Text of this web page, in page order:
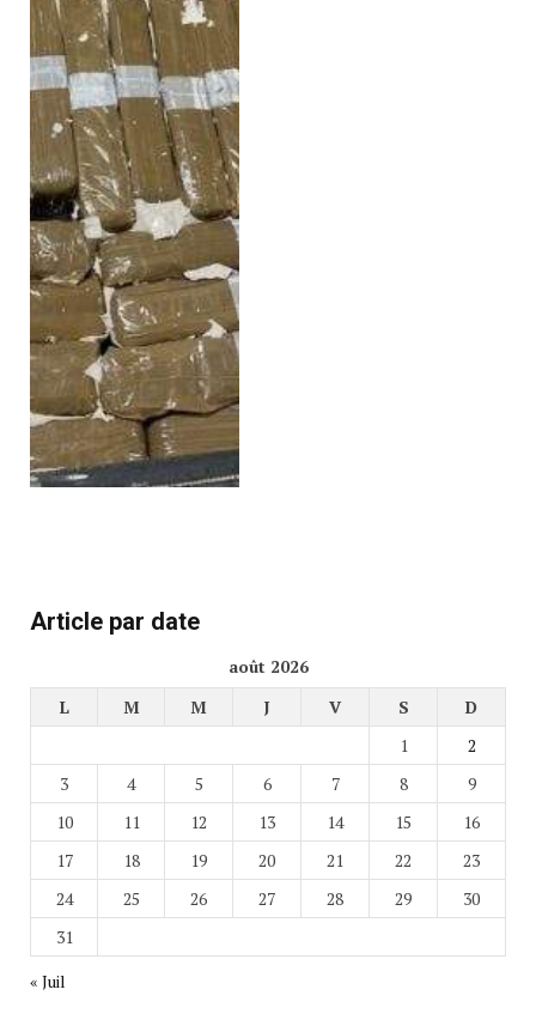
Article par date
août 2026
L
M M J V S
D
1
2
3
4 5 6 7 8
9
10
11 12 13 14 15
16
17
18 19 20 21 22
23
24
25 26 27 28 29
30
31
« Juil